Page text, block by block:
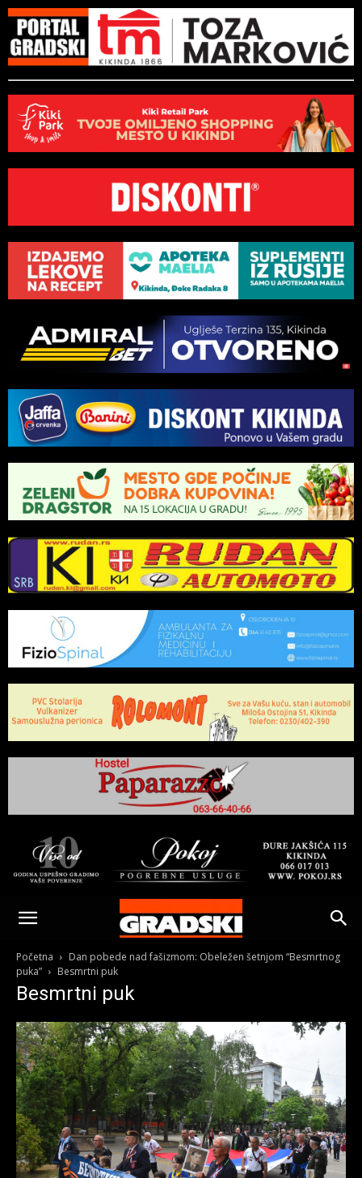
Gradski
Online
Kikinda
Početna
Dan pobede nad fašizmom: Obeležen šetnjom “Besmrtnog
puka”
Besmrtni puk
Besmrtni puk